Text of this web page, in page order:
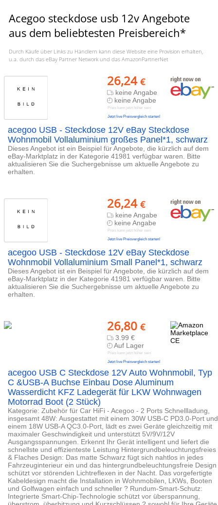
Acegoo steckdose usb 12v Angebote
aus dem beliebtesten Preisbereich*
Durch Käufe über Links zu Händlern kann diese Website eine Provision erhalten,
u.a. durch das eBay Partner Network und das AmazonPartnerNet
26,24 €
keine Angabe
keine Angabe
Preis kann jetzt höher sein
Jetzt live Preisvergleich starten!
acegoo USB - Steckdose 12V eBay Steckdose
Wohnmobil Vollaluminium großes Panel*1, schwarz
Dieses Angebot ist ein Beispiel für Angebote, die kürzlich auf dem
eBay-Marktplatz in der Kategorie 41981 verfügbar waren. Bitte
aktualisieren Sie die Suchergebnisse um aktuelle Angebote zu
erhalten.
26,24 €
keine Angabe
keine Angabe
Preis kann jetzt höher sein
Jetzt live Preisvergleich starten!
acegoo USB - Steckdose 12V eBay Steckdose
Wohnmobil Vollaluminium Small Panel*1, schwarz
Dieses Angebot ist ein Beispiel für Angebote, die kürzlich auf dem
eBay-Marktplatz in der Kategorie 41981 verfügbar waren. Bitte
aktualisieren Sie die Suchergebnisse um aktuelle Angebote zu
erhalten.
26,80 €
3.99 €
Auf Lager
Preis kann jetzt höher sein
Jetzt live Preisvergleich starten!
acegoo USB C Steckdose 12V Auto Wohnmobil, Typ
C &USB-A Buchse Einbau Dose Aluminum
Wasserdicht KFZ Ladegerät für LKW Wohnwagen
Motorrad Boot (2 Stück)
Kategorie: Zubehör für Car HiFi - Acegoo - 2 Ports Schnellladung,
insgesamt 48W: Ausgestattet mit einem 30W USB-C PD3.0-Port und
einem 18W USB-A QC3.0-Port, lädt es zwei Geräte gleichzeitig mit
maximaler Geschwindigkeit und unterstützt 5V/9V/12V
Ausgangsspannungen. Erkennt Ihr Gerät intelligent und liefert die
schnellste und effizienteste Leistung Hintergrundbeleuchtungsfreies
& Flaches Design: Das matte Schwarz fügt sich nahtlos in jedes
Fahrzeuginterieur ein und das hintergrundbeleuchtungsfreie Design
schützt vor störenden Lichtreflexen in der Nacht. Das vorgefertigte
Kabeldesign macht die Installation in Wohnmobilen, LKWs, Booten
und Golfwagen einfach und schneller ? Rundum-Smart-Schutz:
Integrierte Smart-Chip-Technologie schützt vor überspannung,